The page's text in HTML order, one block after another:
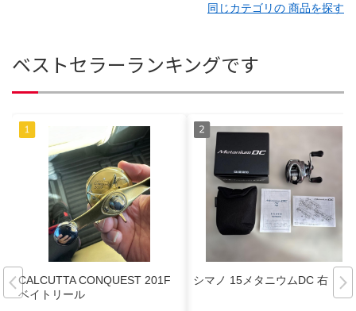
同じカテゴリの 商品を探す
ベストセラーランキングです
CALCUTTA CONQUEST 201F
ベイトリール
シマノ 15メタニウムDC 右